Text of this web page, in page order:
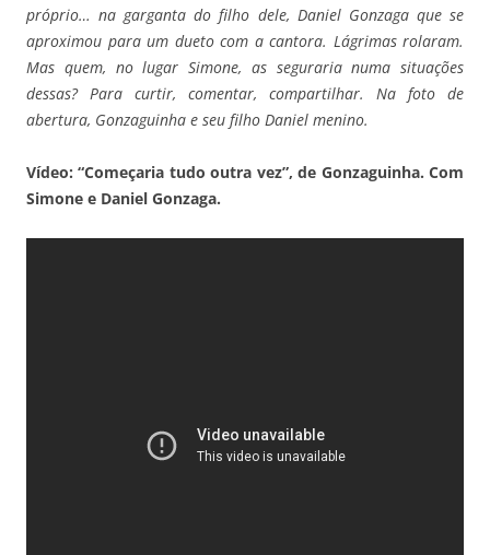
próprio… na garganta do filho dele, Daniel Gonzaga que se
aproximou para um dueto com a cantora. Lágrimas rolaram.
Mas quem, no lugar Simone, as seguraria numa situações
dessas? Para curtir, comentar, compartilhar. Na foto de
abertura, Gonzaguinha e seu filho Daniel menino.
Vídeo: “Começaria tudo outra vez”, de Gonzaguinha. Com
Simone e Daniel Gonzaga.